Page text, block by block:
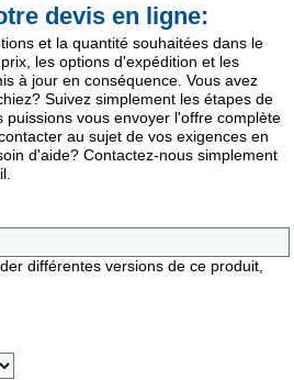
devis en ligne:
et la quantité souhaitées dans le
les options d'expédition et les
à jour en conséquence. Vous avez
Suivez simplement les étapes de
puissions vous envoyer l'offre complète
au sujet de vos exigences en
d'aide? Contactez-nous simplement
différentes versions de ce produit,